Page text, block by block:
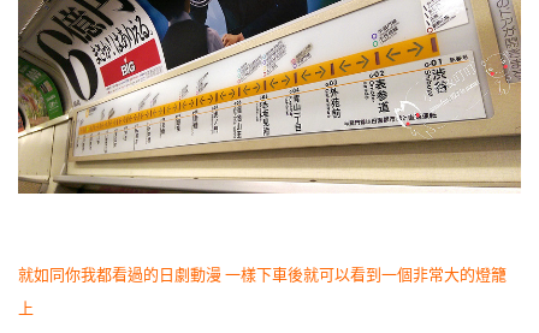
就如同你我都看過的日劇動漫 一樣下車後就可以看到一個非常大的燈籠
上